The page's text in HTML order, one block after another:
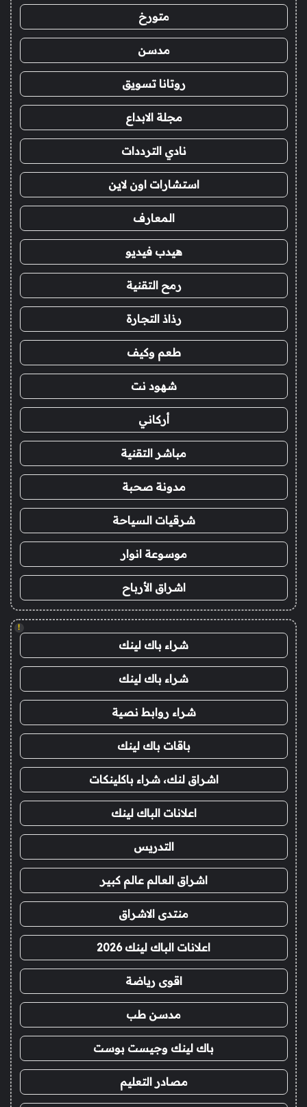
متورخ
مدسن
روتانا تسويق
مجلة الابداع
نادي الترددات
استشارات اون لاين
المعارف
هيدب فيديو
رمح التقنية
رذاذ التجارة
طعم وكيف
شهود نت
أركاني
مباشر التقنية
مدونة صحبة
شرقيات السياحة
موسوعة انوار
اشراق الأرباح
!
شراء باك لينك
شراء باك لينك
شراء روابط نصية
باقات باك لينك
اشراق لنك، شراء باكلينكات
اعلانات الباك لينك
التدريس
اشراق العالم عالم كبير
منتدى الاشراق
اعلانات الباك لينك 2026
اقوى رياضة
مدسن طب
باك لينك وجيست بوست
مصادر التعليم